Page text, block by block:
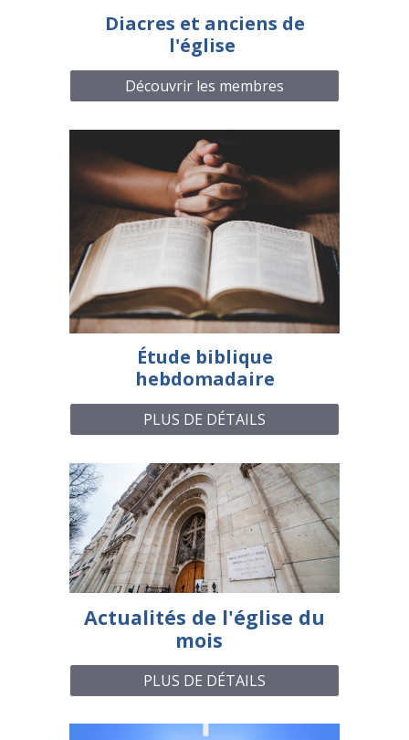
Diacres et anciens de
l'église
Découvrir les membres
Étude biblique
hebdomadaire
PLUS DE DÉTAILS
Actualités de l'église du
mois
PLUS DE DÉTAILS